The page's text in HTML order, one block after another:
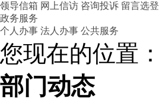
领导信箱 网上信访 咨询投诉 留言选登
政务服务
个人办事 法人办事 公共服务
您现在的位置：
部门动态